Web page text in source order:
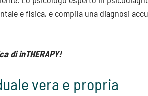
e fisica, e compila una diagnosi
di inTHERAPY!
vera e propria